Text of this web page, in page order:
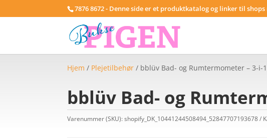
7876 8672 - Denne side er et produktkatalog og linker til
Hjem / Plejetilbehør / bblüv Bad- og Rumtermometer – 3-i-1
bblüv Bad- og
Varenummer (SKU):shopify_DK_10441244508494_52847707193678